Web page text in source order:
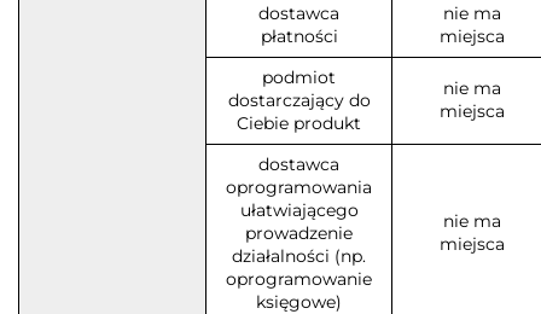
dostawca
płatności
nie ma
miejsca
podmiot
dostarczający do
Ciebie produkt
nie ma
miejsca
dostawca
oprogramowania
ułatwiającego
prowadzenie
działalności (np.
oprogramowanie
księgowe)
nie ma
miejsca